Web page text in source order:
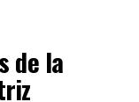
de la